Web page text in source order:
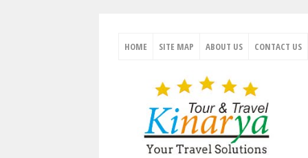
HOME SITE MAP ABOUT US CONTACT US